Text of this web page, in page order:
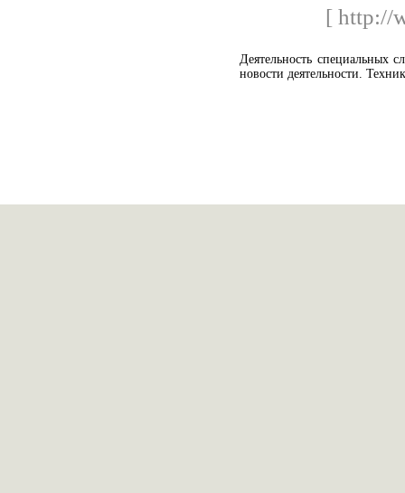
[ http://
Деятельность специальных
новости деятельности.